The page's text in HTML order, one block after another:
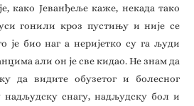
како Јеванђеље каже, некада тако
гонили кроз пустињу и није се
је био наг а неријетко су га људи
али он је све кидао. Не знам да
да видите обузетог и болесног
надљудску снагу, надљудску бол и